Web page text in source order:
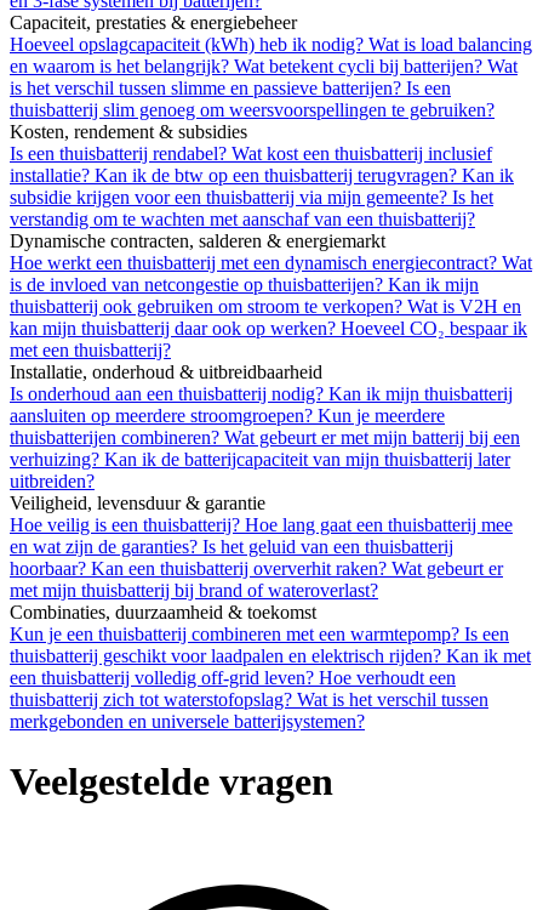
Capaciteit, prestaties & energiebeheer
Hoeveel opslagcapaciteit (kWh) heb ik nodig? Wat is load balancing
en waarom is het belangrijk? Wat betekent cycli bij batterijen? Wat
is het verschil tussen slimme en passieve batterijen? Is een
thuisbatterij slim genoeg om weersvoorspellingen te gebruiken?
Kosten, rendement & subsidies
Is een thuisbatterij rendabel? Wat kost een thuisbatterij inclusief
installatie? Kan ik de btw op een thuisbatterij terugvragen? Kan ik
subsidie krijgen voor een thuisbatterij via mijn gemeente? Is het
verstandig om te wachten met aanschaf van een thuisbatterij?
Dynamische contracten, salderen & energiemarkt
Hoe werkt een thuisbatterij met een dynamisch energiecontract? Wat
is de invloed van netcongestie op thuisbatterijen? Kan ik mijn
thuisbatterij ook gebruiken om stroom te verkopen? Wat is V2H en
kan mijn thuisbatterij daar ook op werken? Hoeveel CO₂ bespaar ik
met een thuisbatterij?
Installatie, onderhoud & uitbreidbaarheid
Is onderhoud aan een thuisbatterij nodig? Kan ik mijn thuisbatterij
aansluiten op meerdere stroomgroepen? Kun je meerdere
thuisbatterijen combineren? Wat gebeurt er met mijn batterij bij een
verhuizing? Kan ik de batterijcapaciteit van mijn thuisbatterij later
uitbreiden?
Veiligheid, levensduur & garantie
Hoe veilig is een thuisbatterij? Hoe lang gaat een thuisbatterij mee
en wat zijn de garanties? Is het geluid van een thuisbatterij
hoorbaar? Kan een thuisbatterij oververhit raken? Wat gebeurt er
met mijn thuisbatterij bij brand of wateroverlast?
Combinaties, duurzaamheid & toekomst
Kun je een thuisbatterij combineren met een warmtepomp? Is een
thuisbatterij geschikt voor laadpalen en elektrisch rijden? Kan ik met
een thuisbatterij volledig off-grid leven? Hoe verhoudt een
thuisbatterij zich tot waterstofopslag? Wat is het verschil tussen
merkgebonden en universele batterijsystemen?
Veelgestelde vragen